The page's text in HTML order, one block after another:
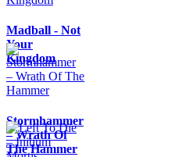
Madball - Not
Your
Kingdom
Stormhammer
– Wrath Of
The Hammer